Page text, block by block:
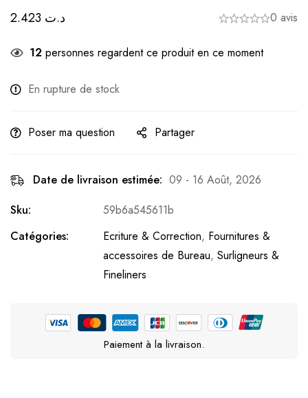
د.ت 0 avis
12 personnes regardent ce produit en ce moment
En rupture de stock
Poser ma question Partager
Date de livraison estimée: 09 - 16 Août, 2026
Sku:
59b6a545611b
Catégories:
Ecriture & Correction, Fournitures &
accessoires de Bureau, Surligneurs &
Fineliners
Paiement à la livraison.